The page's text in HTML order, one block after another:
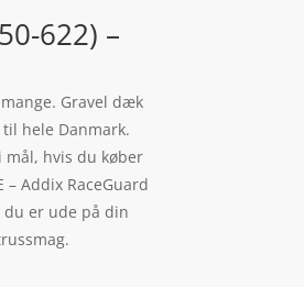
622) –
Gravel dæk
hele Danmark.
hvis du køber
Addix RaceGuard
du er ude på din